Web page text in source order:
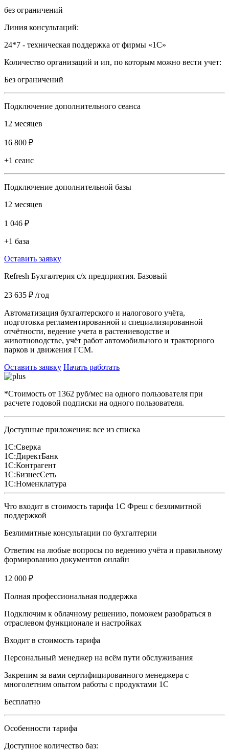
без ограничений
Линия консультаций:
24*7 - техническая поддержка от фирмы «1С»
Количество организаций и ип, по которым можно вести учет:
Без ограничений
Подключение дополнительного сеанса
12 месяцев
16 800 ₽
+1 сеанс
Подключение дополнительной базы
12 месяцев
1 046 ₽
+1 база
Оставить заявку
Refresh Бухгалтерия с/х предприятия. Базовый
23 635 ₽ /год
Автоматизация бухгалтерского и налогового учёта,
подготовка регламентированной и специализированной
отчётности, ведение учета в растениеводстве и
животноводстве, учёт работ автомобильного и тракторного
парков и движения ГСМ.
Оставить заявку Начать работать
*Стоимость от 1362 руб/мес на одного пользователя при
расчете годовой подписки на одного пользователя.
Доступные приложения: все из списка
1С:Сверка
1С:ДиректБанк
1С:Контрагент
1С:БизнесСеть
1С:Номенклатура
Что входит в стоимость тарифа 1С Фреш с безлимитной
поддержкой
Безлимитные консультации по бухгалтерии
Ответим на любые вопросы по ведению учёта и правильному
формированию документов онлайн
12 000 ₽
Полная профессиональная поддержка
Подключим к облачному решению, поможем разобраться в
отраслевом функционале и настройках
Входит в стоимость тарифа
Персональный менеджер на всём пути обслуживания
Закрепим за вами сертифицированного менеджера с
многолетним опытом работы с продуктами 1С
Бесплатно
Особенности тарифа
Доступное количество баз: